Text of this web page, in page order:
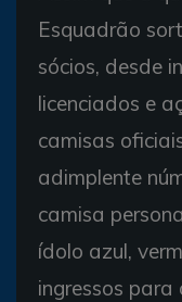
Esquadrão
sócios, desde
licenciados e
camisas
adimplente
camisa
ídolo azul,
ingressos